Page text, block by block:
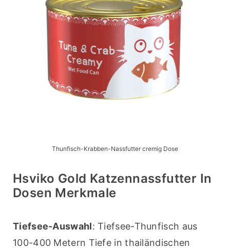
Thunfisch-Krabben-Nassfutter cremig Dose
Hsviko Gold Katzennassfutter In
Dosen Merkmale
Tiefsee-Auswahl: Tiefsee-Thunfisch aus
100-400 Metern Tiefe in thailändischen